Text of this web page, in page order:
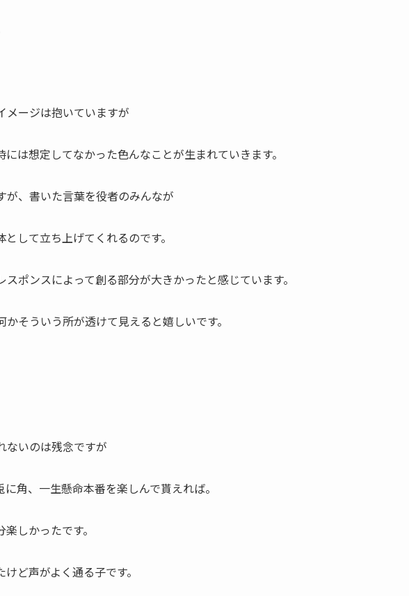
メージは抱いていますが
は想定してなかった色んなことが生まれていきます。
、書いた言葉を役者のみんなが
して立ち上げてくれるのです。
ポンスによって創る部分が大きかったと感じています。
そういう所が透けて見えると嬉しいです。
ないのは残念ですが
角、一生懸命本番を楽しんで貰えれば。
しかったです。
ど声がよく通る子です。